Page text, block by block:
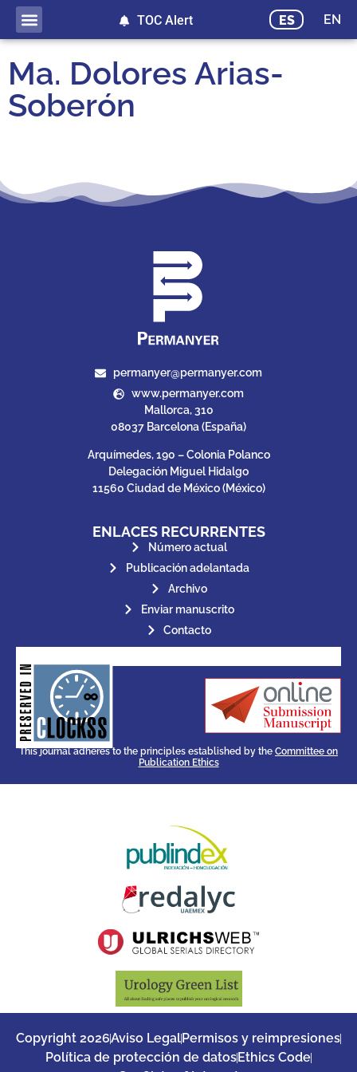
ES EN
TOC Alert
Ma. Dolores Arias-
Soberón
permanyer@permanyer.com
www.permanyer.com
Mallorca, 310
08037 Barcelona (España)
Arquímedes, 190 – Colonia Polanco
Delegación Miguel Hidalgo
11560 Ciudad de México (México)
ENLACES RECURRENTES
Número actual
Publicación adelantada
Archivo
Enviar manuscrito
Contacto
CLOCKSS is a dak archive that
ensures the long-term survival
of web-based scholary
publications, governed by and
for its stakeholders.
This journal adheres to the principles established by the Committee on
Publication Ethics
Copyright 2026Aviso Legal Permisos y reimpresiones
Política de protección de datos Ethics Code